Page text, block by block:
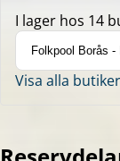
I lager hos 14
Visa alla butiker